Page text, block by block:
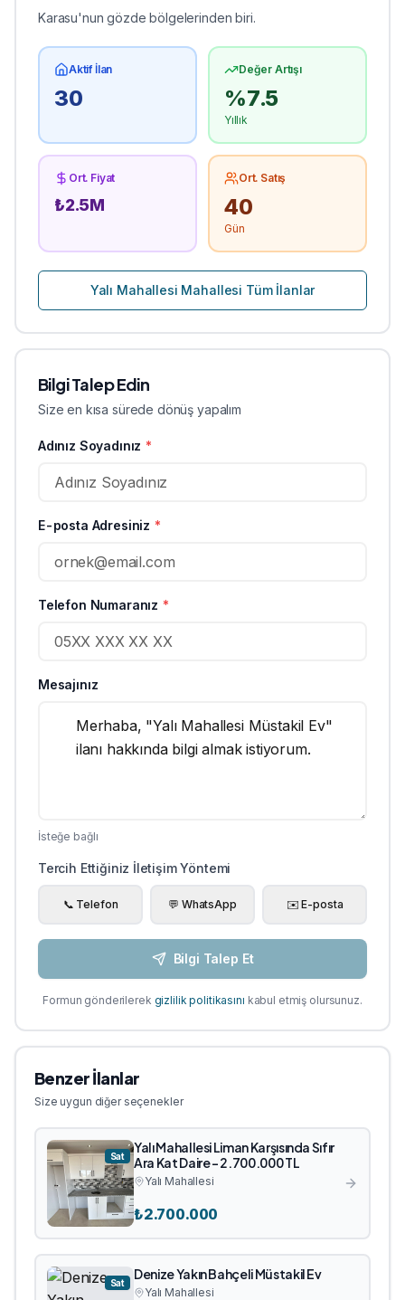
Karasu'nun gözde bölgelerinden biri.
Aktif İlan
30
Değer Artışı
%7.5
Yıllık
Ort. Fiyat
₺2.5M
Ort. Satış
40
Gün
Yalı Mahallesi Mahallesi Tüm İlanlar
Bilgi Talep Edin
Size en kısa sürede dönüş yapalım
Adınız Soyadınız *
E-posta Adresiniz *
Telefon Numaranız *
Mesajınız
İsteğe bağlı
Tercih Ettiğiniz İletişim Yöntemi
📞 Telefon 💬 WhatsApp ✉️ E-posta
Bilgi Talep Et
Formun gönderilerek gizlilik politikasını kabul etmiş olursunuz.
Benzer İlanlar
Size uygun diğer seçenekler
Sat
Yalı Mahallesi Liman Karşısında Sıfır
Ara Kat Daire - 2.700.000 TL
Yalı Mahallesi
₺2.700.000
Sat
Denize Yakın Bahçeli Müstakil Ev
Yalı Mahallesi